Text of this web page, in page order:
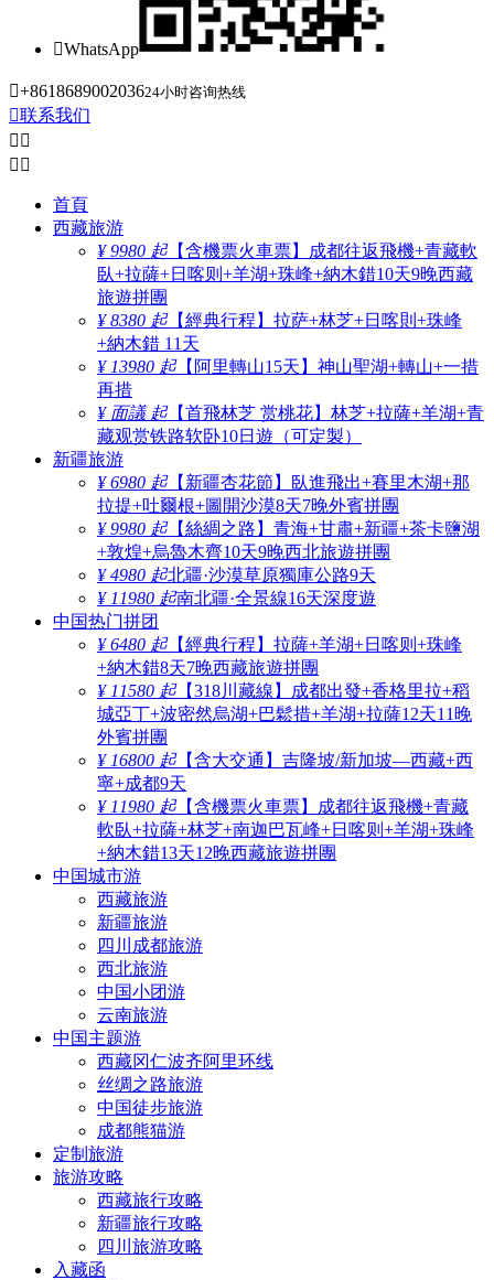
WhatsApp
+861868900203624小时咨询热线
联系我们
 
 
首頁
西藏旅游
¥ 9980 起【含機票火車票】成都往返飛機+青藏軟
臥+拉薩+日喀则+羊湖+珠峰+納木錯10天9晚西藏
旅遊拼團
¥ 8380 起【經典行程】拉萨+林芝+日喀則+珠峰
+納木錯 11天
¥ 13980 起【阿里轉山15天】神山聖湖+轉山+一措
再措
¥ 面議 起【首飛林芝 赏桃花】林芝+拉薩+羊湖+青
藏观赏铁路软卧10日遊（可定製）
新疆旅游
¥ 6980 起【新疆杏花節】臥進飛出+賽里木湖+那
拉提+吐爾根+圖開沙漠8天7晚外賓拼團
¥ 9980 起【絲綢之路】青海+甘肅+新疆+茶卡鹽湖
+敦煌+烏魯木齊10天9晚西北旅遊拼團
¥ 4980 起北疆·沙漠草原獨庫公路9天
¥ 11980 起南北疆·全景線16天深度遊
中国热门拼团
¥ 6480 起【經典行程】拉薩+羊湖+日喀则+珠峰
+納木錯8天7晚西藏旅遊拼團
¥ 11580 起【318川藏線】成都出發+香格里拉+稻
城亞丁+波密然烏湖+巴鬆措+羊湖+拉薩12天11晚
外賓拼團
¥ 16800 起【含大交通】吉隆坡/新加坡—西藏+西
寧+成都9天
¥ 11980 起【含機票火車票】成都往返飛機+青藏
軟臥+拉薩+林芝+南迦巴瓦峰+日喀则+羊湖+珠峰
+納木錯13天12晚西藏旅遊拼團
中国城市游
西藏旅游
新疆旅游
四川成都旅游
西北旅游
中国小团游
云南旅游
中国主题游
西藏冈仁波齐阿里环线
丝绸之路旅游
中国徒步旅游
成都熊猫游
定制旅游
旅游攻略
西藏旅行攻略
新疆旅行攻略
四川旅游攻略
入藏函